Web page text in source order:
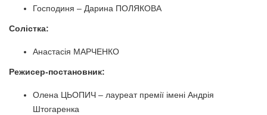
Господиня – Дарина ПОЛЯКОВА
Солістка:
Анастасія МАРЧЕНКО
Режисер-постановник:
Олена ЦЬОПИЧ – лауреат премії імені Андрія
Штогаренка